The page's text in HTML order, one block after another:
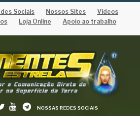
Sociais Nossos Sites
Vídeos
Loja Online Apoio ao trabalho
NOSSAS REDES SOCIAIS